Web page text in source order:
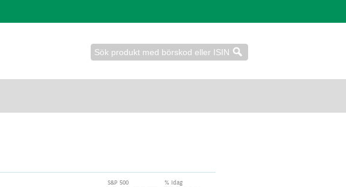
% idag
S&P 500